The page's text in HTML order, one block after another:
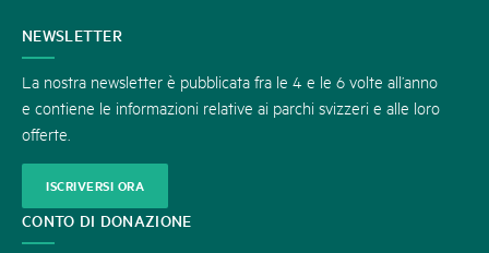
CONTATTATECI
NEWSLETTER
La nostra newsletter è pubblicata fra le 4 e le 6 volte all’anno
e contiene le informazioni relative ai parchi svizzeri e alle loro
offerte.
ISCRIVERSI ORA
CONTO DI DONAZIONE